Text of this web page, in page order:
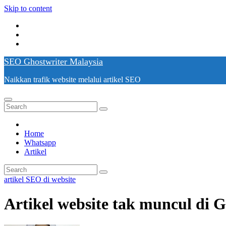
Skip to content
SEO Ghostwriter Malaysia
Naikkan trafik website melalui artikel SEO
Home
Whatsapp
Artikel
artikel SEO di website
Artikel website tak muncul di